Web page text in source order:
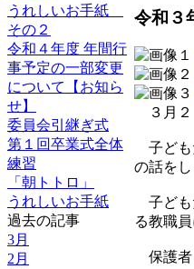
うれしいお手紙
その２
令和４年度 年間行
事予定の一部変更
について【お知ら
せ】
委員会引継ぎ式
第１回卒業式全体
練習
「朝トトロ」
うれしいお手紙
過去の記事
3月
2月
令和
３月２
子ども
の話を
子ども
る教職
保護者